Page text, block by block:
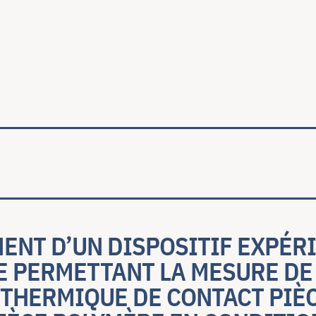
D’UN DISPOSITIF
PERMETTANT LA MESURE
DE CONTACT